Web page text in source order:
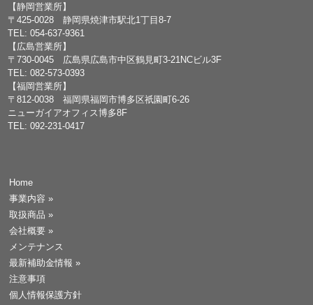
【静岡営業所】
〒425-0028 静岡県焼津市駅北1丁目8-7
TEL: 054-637-9361
【広島営業所】
〒730-0045 広島県広島市中区鶴見町3-21NCビル3F
TEL: 082-573-0393
【福岡営業所】
〒812-0038 福岡県福岡市博多区祇園町6-26
ニューガイアオフィス博多8F
TEL: 092-231-0417
Home
事業内容 »
取扱商品 »
会社概要 »
メンテナンス
最新補助金情報 »
注意事項
個人情報保護方針